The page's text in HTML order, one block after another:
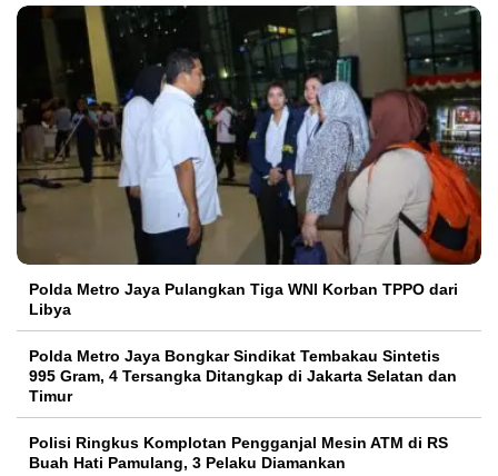
Polda Metro Jaya Pulangkan Tiga WNI Korban TPPO dari
Libya
Polda Metro Jaya Bongkar Sindikat Tembakau Sintetis
995 Gram, 4 Tersangka Ditangkap di Jakarta Selatan dan
Timur
Polisi Ringkus Komplotan Pengganjal Mesin ATM di RS
Buah Hati Pamulang, 3 Pelaku Diamankan